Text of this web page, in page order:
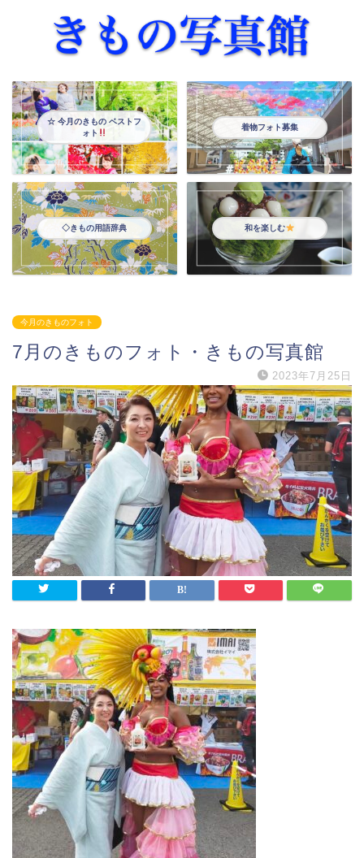
☆ 今月のきもの ベストフ
ォト
着物フォト募集
◇きもの用語辞典 和を楽しむ
今月のきものフォト
7月のきものフォト・きもの写真館
2023年7月25日